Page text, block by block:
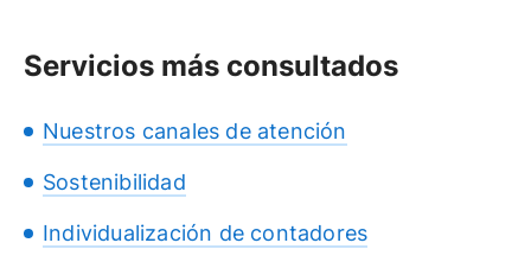
Servicios más consultados
Nuestros canales de atención
Sostenibilidad
Individualización de contadores